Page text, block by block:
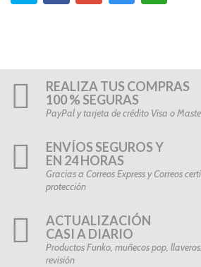
REALIZA TUS COMPRAS
100 % SEGURAS
PayPal y tarjeta de crédito Visa o
ENVÍOS SEGUROS Y
EN 24 HORAS
Gracias a Correos Express y Correos
protección
ACTUALIZACIÓN
CASI A DIARIO
Productos Funko, muñecos pop,
revisión